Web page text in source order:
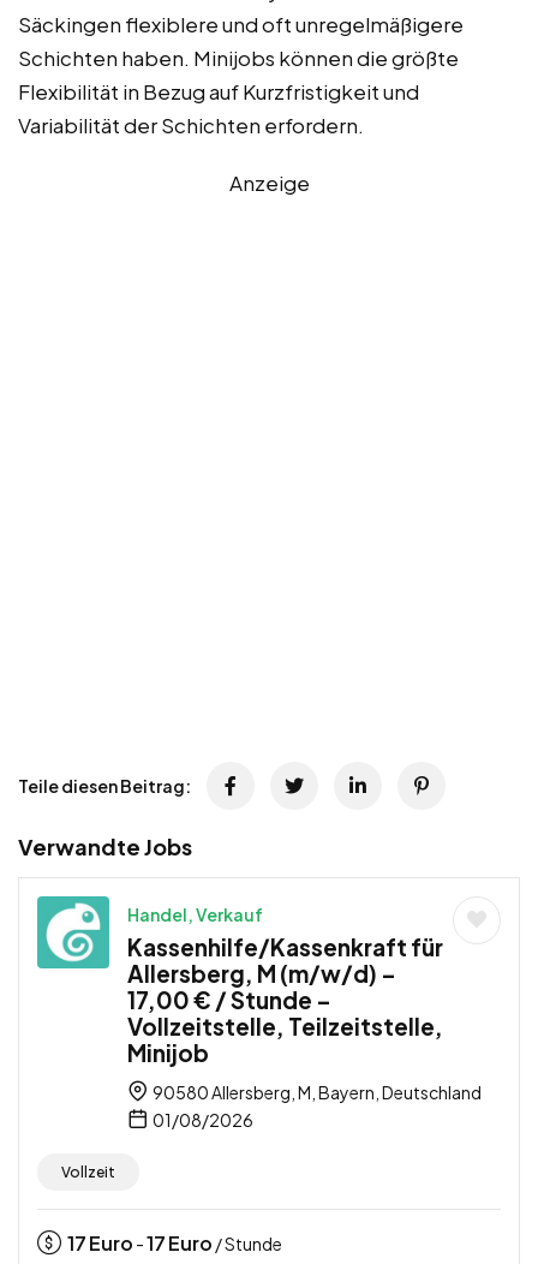
Säckingen flexiblere und oft unregelmäßigere
Schichten haben. Minijobs können die größte
Flexibilität in Bezug auf Kurzfristigkeit und
Variabilität der Schichten erfordern.
Anzeige
Teile diesen Beitrag:
Verwandte Jobs
Handel, Verkauf
Kassenhilfe/Kassenkraft für
Allersberg, M (m/w/d) –
17,00 € / Stunde –
Vollzeitstelle, Teilzeitstelle,
Minijob
90580 Allersberg, M, Bayern, Deutschland
01/08/2026
Vollzeit
17Euro -17Euro / Stunde